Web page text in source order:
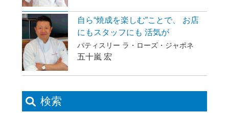
自ら“焼成を楽しむ”ことで、 お店
にもスタッフにも 活気が
パティスリー ラ・ローズ・ジャポネ
五十嵐 宏
検索